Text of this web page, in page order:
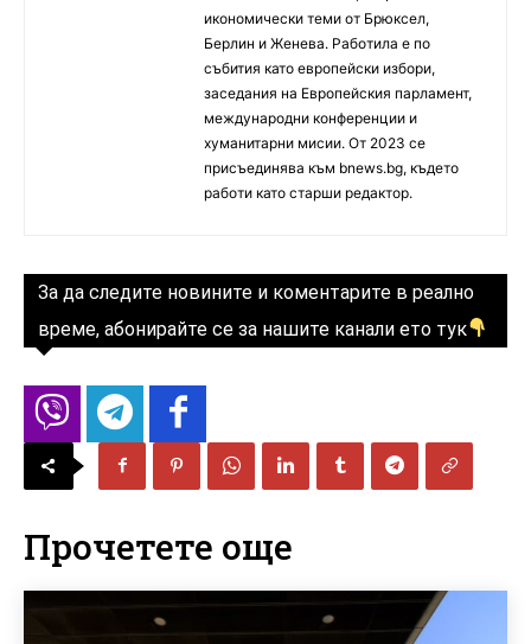
икономически теми от Брюксел,
Берлин и Женева. Работила е по
събития като европейски избори,
заседания на Европейския парламент,
международни конференции и
хуманитарни мисии. От 2023 се
присъединява към bnews.bg, където
работи като старши редактор.
За да следите новините и коментарите в реално
време, абонирайте се за нашите канали ето тук
Прочетете още